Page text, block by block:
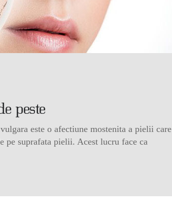
peste
este o afectiune mostenita a pielii care
pe suprafata pielii. Acest lucru face ca